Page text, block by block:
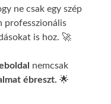
ne csak egy szép
professzionális
is hoz. 🚀
nemcsak
ébreszt. 🌟